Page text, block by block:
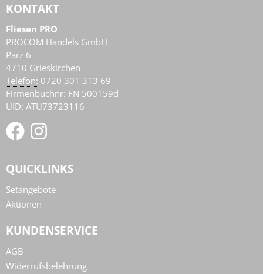
KONTAKT
Fliesen PRO
PROCOM Handels GmbH
Parz 6
4710 Grieskirchen
AT
Telefon: 0720 301 313 69
Firmenbuchnr: FN 500159d
UID: ATU73723116
QUICKLINKS
Setangebote
Aktionen
KUNDENSERVICE
AGB
Widerrufsbelehrung